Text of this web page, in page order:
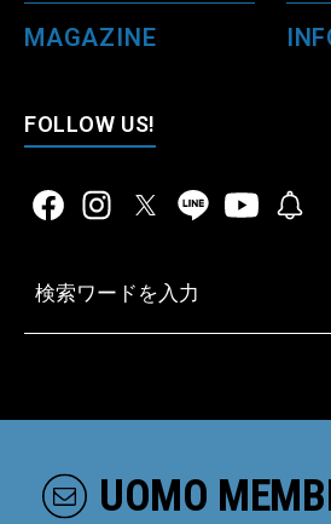
MAGAZINE
FOLLOW US!
UOMO